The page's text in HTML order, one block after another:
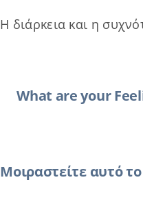
Η διάρκεια και η
What are your
Μοιραστείτε αυτό